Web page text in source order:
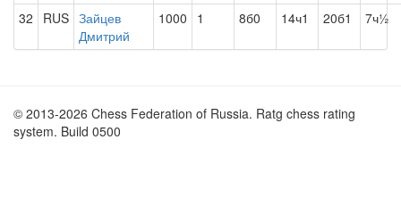
32 RUS Зайцев
Дмитрий
1000 1 8б0 14ч1 20б1 7ч½
© 2013-2026 Chess Federation of Russia. Ratg chess rating
system. Build 0500